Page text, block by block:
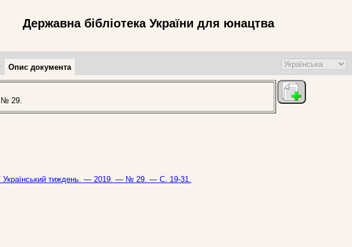
Державна бібліотека України для юнацтва
Опис документа
№ 29.
Український тиждень. — 2019. — № 29. — С. 19-31.